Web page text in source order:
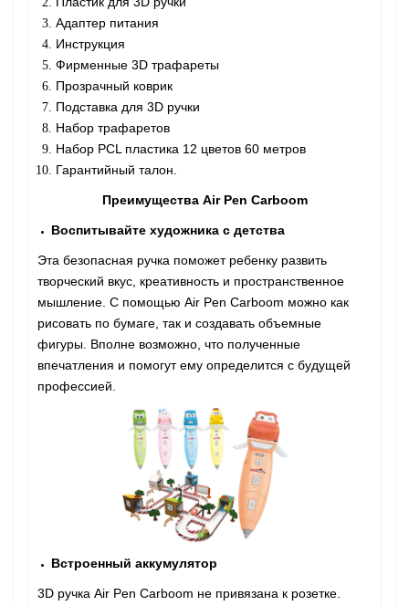
Адаптер питания
Инструкция
Фирменные 3D трафареты
Прозрачный коврик
Подставка для 3D ручки
Набор трафаретов
Набор PCL пластика 12 цветов 60 метров
Гарантийный талон.
Преимущества Air Pen Сarboom
Воспитывайте художника с детства
Эта безопасная ручка поможет ребенку развить
творческий вкус, креативность и пространственное
мышление. С помощью Air Pen Сarboom можно как
рисовать по бумаге, так и создавать объемные
фигуры. Вполне возможно, что полученные
впечатления и помогут ему определится с будущей
профессией.
Встроенный аккумулятор
3D ручка Air Pen Сarboom не привязана к розетке.